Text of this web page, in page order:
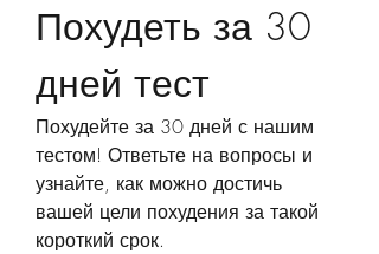
Похудеть за 30
дней тест
Похудейте за 30 дней с нашим
тестом! Ответьте на вопросы и
узнайте, как можно достичь
вашей цели похудения за такой
короткий срок.